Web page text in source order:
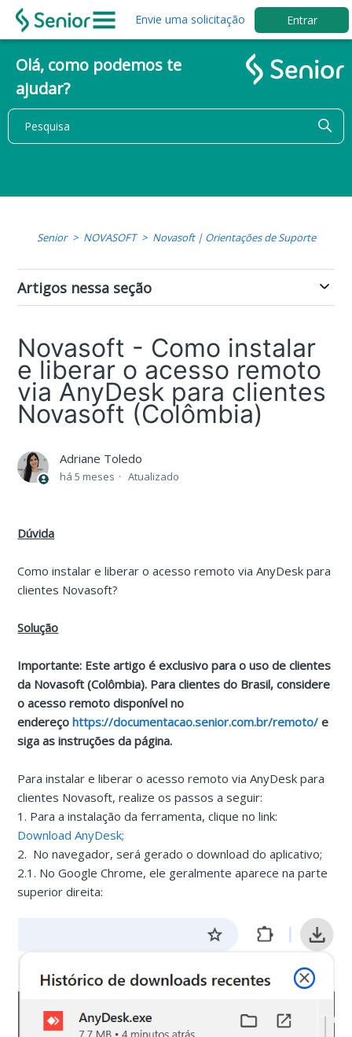
Envie uma solicitação Entrar
Olá, como podemos te
ajudar?
Senior NOVASOFT Novasoft | Orientações de Suporte
Artigos nessa seção
Novasoft - Como instalar
e liberar o acesso remoto
via AnyDesk para clientes
Novasoft (Colômbia)
Adriane Toledo
há 5 meses Atualizado
Dúvida
Como instalar e liberar o acesso remoto via AnyDesk para
clientes Novasoft?
Solução
Importante: Este artigo é exclusivo para o uso de clientes
da Novasoft (Colômbia). Para clientes do Brasil, considere
o acesso remoto disponível no
endereçohttps://documentacao.senior.com.br/remoto/ e
siga as instruções da página.
Para instalar e liberar o acesso remoto via AnyDesk para
clientes Novasoft, realize os passos a seguir:
1. Para a instalação da ferramenta, clique no link:
Download AnyDesk;
2. No navegador, será gerado o download do aplicativo;
2.1. No Google Chrome, ele geralmente aparece na parte
superior direita: